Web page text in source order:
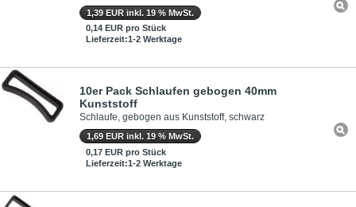
1,39 EUR inkl. 19 % MwSt.
0,14 EUR pro Stück
Lieferzeit:1-2 Werktage
10er Pack Schlaufen gebogen 40mm
Kunststoff
Schlaufe, gebogen aus Kunststoff, schwarz
1,69 EUR inkl. 19 % MwSt.
0,17 EUR pro Stück
Lieferzeit:1-2 Werktage